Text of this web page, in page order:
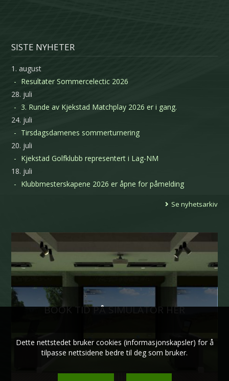
SISTE NYHETER
1. august
Resultater Sommercelectic 2026
28. juli
3. Runde av Kjekstad Matchplay 2026 er i gang.
24. juli
Tirsdagsdamenes sommerturnering
20. juli
Kjekstad Golfklubb representert i Lag-NM
18. juli
Klubbmesterskapene 2026 er åpne for påmelding
Se nyhetsarkiv
BOOK TID PÅ SIMULATOR HER
Dette nettstedet bruker cookies (informasjonskapsler) for å
tilpasse nettsidene bedre til deg som bruker.